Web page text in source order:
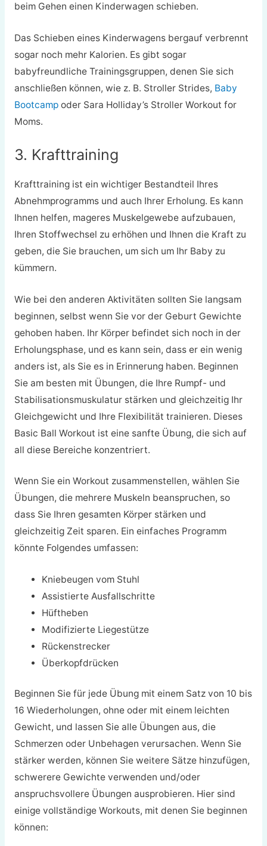
beim Gehen einen Kinderwagen schieben.
Das Schieben eines Kinderwagens bergauf verbrennt
sogar noch mehr Kalorien. Es gibt sogar
babyfreundliche Trainingsgruppen, denen Sie sich
anschließen können, wie z. B. Stroller Strides, Baby
Bootcampoder Sara Holliday’s Stroller Workout for
Moms.
3. Krafttraining
Krafttraining ist ein wichtiger Bestandteil Ihres
Abnehmprogramms und auch Ihrer Erholung. Es kann
Ihnen helfen, mageres Muskelgewebe aufzubauen,
Ihren Stoffwechsel zu erhöhen und Ihnen die Kraft zu
geben, die Sie brauchen, um sich um Ihr Baby zu
kümmern.
Wie bei den anderen Aktivitäten sollten Sie langsam
beginnen, selbst wenn Sie vor der Geburt Gewichte
gehoben haben. Ihr Körper befindet sich noch in der
Erholungsphase, und es kann sein, dass er ein wenig
anders ist, als Sie es in Erinnerung haben. Beginnen
Sie am besten mit Übungen, die Ihre Rumpf- und
Stabilisationsmuskulatur stärken und gleichzeitig Ihr
Gleichgewicht und Ihre Flexibilität trainieren. Dieses
Basic Ball Workout ist eine sanfte Übung, die sich auf
all diese Bereiche konzentriert.
Wenn Sie ein Workout zusammenstellen, wählen Sie
Übungen, die mehrere Muskeln beanspruchen, so
dass Sie Ihren gesamten Körper stärken und
gleichzeitig Zeit sparen. Ein einfaches Programm
könnte Folgendes umfassen:
Kniebeugen vom Stuhl
Assistierte Ausfallschritte
Hüftheben
Modifizierte Liegestütze
Rückenstrecker
Überkopfdrücken
Beginnen Sie für jede Übung mit einem Satz von 10 bis
16 Wiederholungen, ohne oder mit einem leichten
Gewicht, und lassen Sie alle Übungen aus, die
Schmerzen oder Unbehagen verursachen. Wenn Sie
stärker werden, können Sie weitere Sätze hinzufügen,
schwerere Gewichte verwenden und/oder
anspruchsvollere Übungen ausprobieren. Hier sind
einige vollständige Workouts, mit denen Sie beginnen
können: